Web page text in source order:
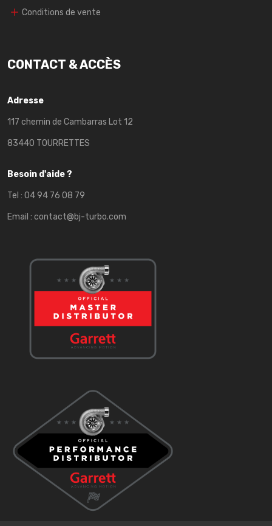
Conditions de vente
CONTACT & ACCÈS
Adresse
117 chemin de Cambarras Lot 12
83440 TOURRETTES
Besoin d'aide ?
Tel : 04 94 76 08 79
Email : contact@bj-turbo.com